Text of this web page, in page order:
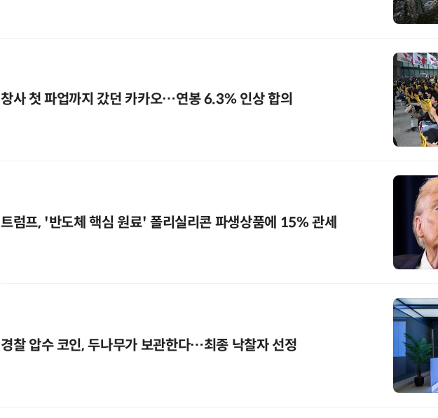
창사 첫 파업까지 갔던 카카오…연봉 6.3% 인상 합의
트럼프, '반도체 핵심 원료' 폴리실리콘 파생상품에 15% 관세
경찰 압수 코인, 두나무가 보관한다…최종 낙찰자 선정